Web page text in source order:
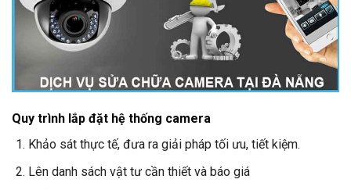
Quy trình lắp đặt hệ thống camera
Khảo sát thực tế, đưa ra giải pháp tối ưu, tiết kiệm.
Lên danh sách vật tư cần thiết và báo giá